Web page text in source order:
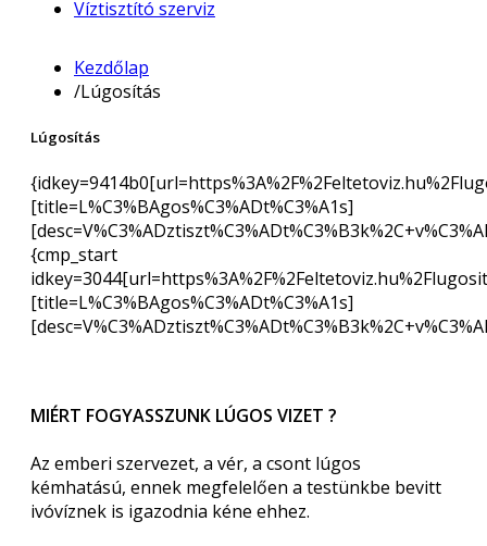
Víztisztító szerviz
Kezdőlap
/Lúgosítás
Lúgosítás
[title=L%C3%BAgos%C3%ADt%C3%A1s]
{cmp_start
[title=L%C3%BAgos%C3%ADt%C3%A1s]
MIÉRT FOGYASSZUNK LÚGOS VIZET ?
Az emberi szervezet, a vér, a csont lúgos
kémhatású, ennek megfelelően a testünkbe bevitt
ivóvíznek is igazodnia kéne ehhez.